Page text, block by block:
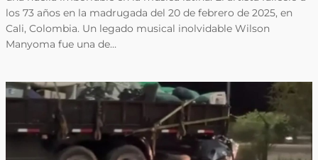
los 73 años en la madrugada del 20 de febrero de 2025, en
Cali, Colombia. Un legado musical inolvidable Wilson
Manyoma fue una de…